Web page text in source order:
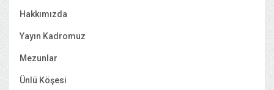
Hakkımızda
Yayın Kadromuz
Mezunlar
Ünlü Köşesi